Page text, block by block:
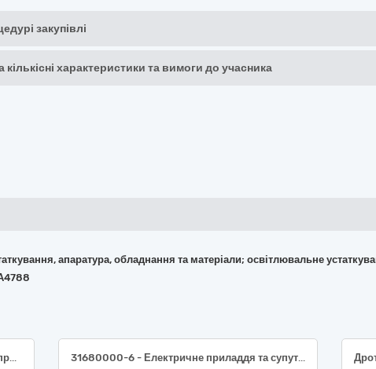
закупівлі
кількісні характеристики та вимоги до учасника
апаратура, обладнання та матеріали; освітлювальне
«ДК 021:2015: 31680000-6 – Електричне приладдя та супутні товари до електричного обладнання. Електричне приладдя різне»
31680000-6 - Електричне приладдя та супутні товари до електричного обладнання